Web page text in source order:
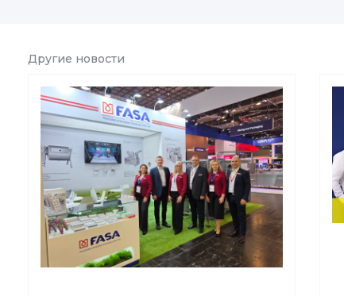
Другие новости